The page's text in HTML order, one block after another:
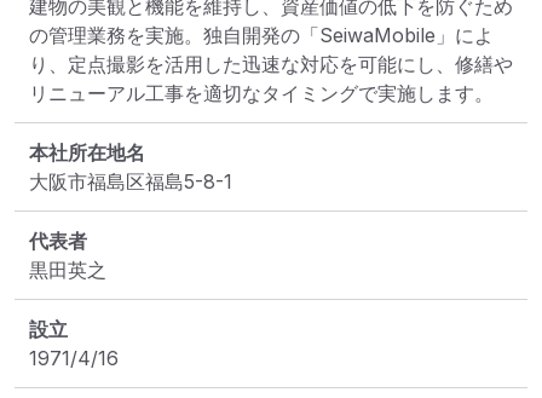
建物の美観と機能を維持し、資産価値の低下を防ぐため
の管理業務を実施。独自開発の「SeiwaMobile」によ
り、定点撮影を活用した迅速な対応を可能にし、修繕や
リニューアル工事を適切なタイミングで実施します。
本社所在地名
大阪市福島区福島5-8-1
代表者
黒田英之
設立
1971/4/16